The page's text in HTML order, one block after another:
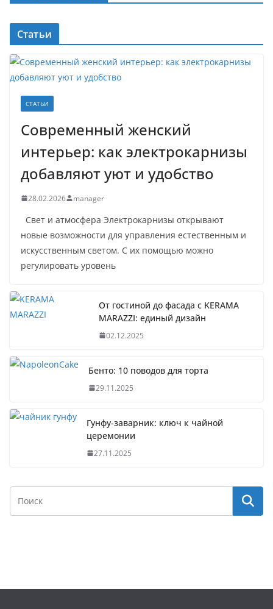
Статьи
СТАТЬИ
Современный женский
интерьер: как электрокарнизы
добавляют уют и удобство
28.02.2026 manager
Свет и атмосфера Электрокарнизы открывают
новые возможности для управления естественным и
искусственным светом. С их помощью можно
регулировать уровень
От гостиной до фасада с KERAMA
MARAZZI: единый дизайн
02.12.2025
Бенто: 10 поводов для торта
29.11.2025
Гунфу-заварник: ключ к чайной
церемонии
27.11.2025